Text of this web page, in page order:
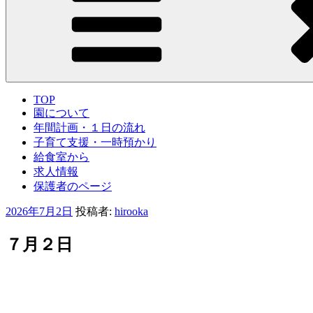
TOP
園について
年間計画・１日の流れ
子育て支援・一時預かり
給食室から
求人情報
保護者のページ
投
日:
2026年7月2日 投稿者: hirooka
７月２日